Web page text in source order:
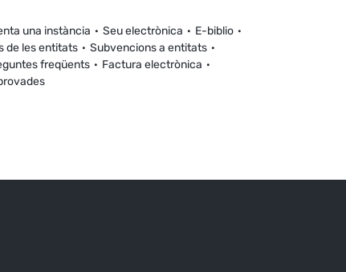
una instància Seu electrònica
E-biblio
de les entitats
Subvencions a entitats
freqüents
Factura electrònica